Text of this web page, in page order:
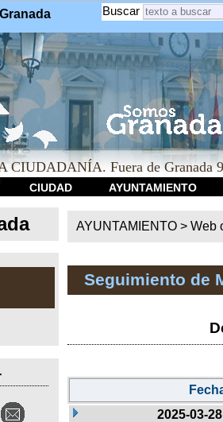
Buscar
CIUDADANÍA. Fuera de Granada
CIUDAD AYUNTAMIENTO
AYUNTAMIENTO > Web
Seguimiento de
2025-03-28